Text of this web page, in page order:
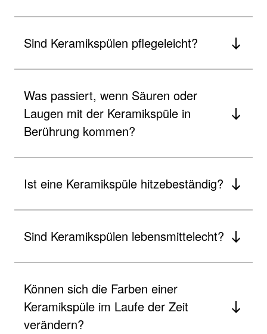
Sind Keramikspülen pflegeleicht?
Was passiert, wenn Säuren oder
Laugen mit der Keramikspüle in
Berührung kommen?
Ist eine Keramikspüle hitzebeständig?
Sind Keramikspülen lebensmittelecht?
Können sich die Farben einer
Keramikspüle im Laufe der Zeit
verändern?